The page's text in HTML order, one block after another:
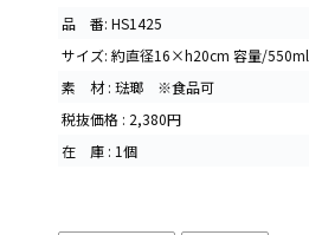
品 番: HS1425
サイズ: 約直径16×h20cm 容量/550ml
素 材 : 琺瑯 ※食品可
税抜価格 : 2,380円
在 庫 : 1個